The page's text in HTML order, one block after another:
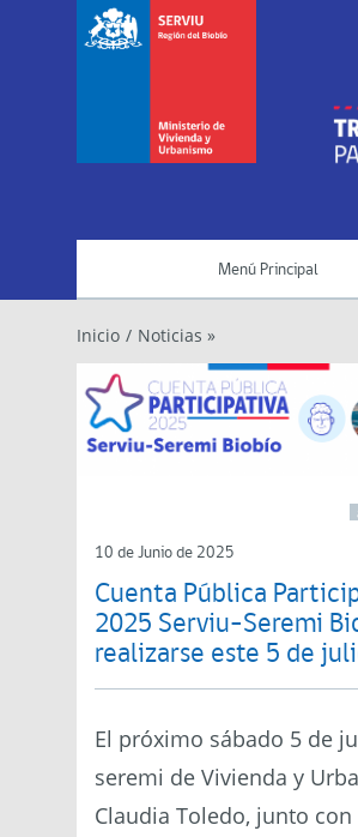
Menú Principal
Inicio / Noticias »
10 de Junio de 2025
Cuenta Pública
2025 Serviu-Seremi
realizarse este 5 de
El próximo sábado 5 de
seremi de Vivienda y
Claudia Toledo, junto con